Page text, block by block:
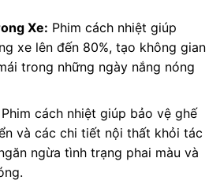
Xe: Phim cách nhiệt giúp
xe lên đến 80%, tạo không gian
trong những ngày nắng nóng
Phim cách nhiệt giúp bảo vệ ghế
và các chi tiết nội thất khỏi tác
ngừa tình trạng phai màu và